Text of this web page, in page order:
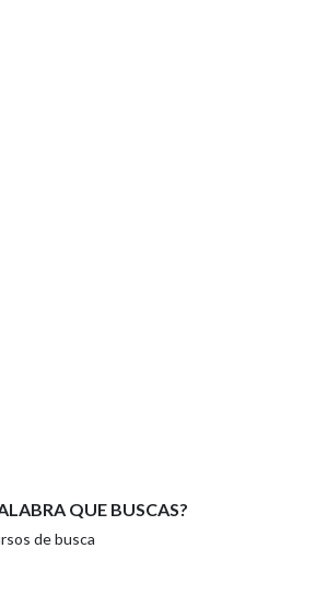
vixente en materia de
Carácter Persoal, a Real Academia
usuarios que faciliten o seu correo
outra información de carácter
serán obxecto de tratamento
confidencial e incorporados aos seus
Así mesmo, os usuarios poderán exercer o
rectificación, oposición e cancelación dos
en contacto connosco.
condicións da política de
aparece na imaxe:
QUE BUSCAS?
de busca